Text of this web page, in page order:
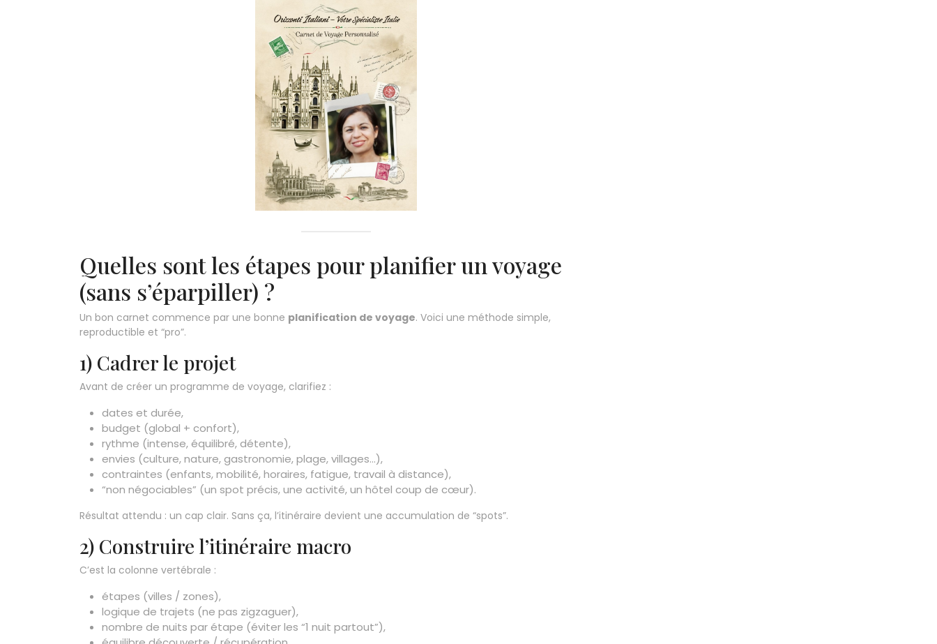
Quelles sont les étapes pour planifier un voyage
(sans s’éparpiller) ?
Un bon carnet commence par une bonne planification de voyage. Voici une méthode simple,
reproductible et “pro”.
1) Cadrer le projet
Avant de créer un programme de voyage, clarifiez :
dates et durée,
budget (global + confort),
rythme (intense, équilibré, détente),
envies (culture, nature, gastronomie, plage, villages…),
contraintes (enfants, mobilité, horaires, fatigue, travail à distance),
“non négociables” (un spot précis, une activité, un hôtel coup de cœur).
Résultat attendu : un cap clair. Sans ça, l’itinéraire devient une accumulation de “spots”.
2) Construire l’itinéraire macro
C’est la colonne vertébrale :
étapes (villes / zones),
logique de trajets (ne pas zigzaguer),
nombre de nuits par étape (éviter les “1 nuit partout”),